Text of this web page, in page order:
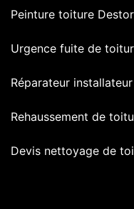
Peinture toiture
Urgence fuite de
Réparateur
Rehaussement de
Devis nettoyage de